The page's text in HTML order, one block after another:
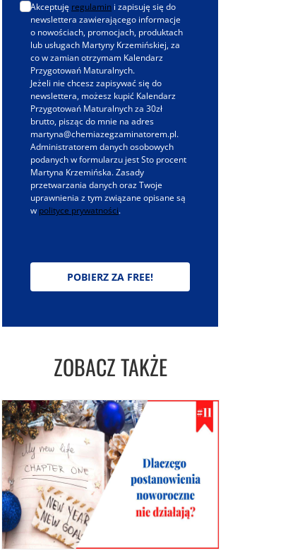
Akceptuję regulamin i zapisuję się do
newslettera zawierającego informacje
o nowościach, promocjach, produktach
lub usługach Martyny Krzemińskiej, za
co w zamian otrzymam Kalendarz
Przygotowań Maturalnych.
Jeżeli nie chcesz zapisywać się do
newslettera, możesz kupić Kalendarz
Przygotowań Maturalnych za 30zł
brutto, pisząc do mnie na adres
martyna@chemiazegzaminatorem.pl.
Administratorem danych osobowych
podanych w formularzu jest Sto procent
Martyna Krzemińska. Zasady
przetwarzania danych oraz Twoje
uprawnienia z tym związane opisane są
w polityce prywatności.
POBIERZ ZA FREE!
ZOBACZ TAKŻE